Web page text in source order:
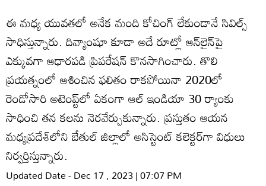
ఈ మధ్య యువతలో అనేక మంది కోచింగ్ లేకుండానే సివిల్స్
సాధిస్తున్నారు. దివ్యాంషూ కూడా అదే రూట్లో ఆన్‌లైన్‌పై
ఎక్కువగా ఆధారపడి ప్రిపరేషన్ కొనసాగించారు. తొలి
ప్రయత్నంలో ఆశించిన ఫలితం రాకపోయినా 2020లో
రెండోసారి అటెంప్ట్‌లో ఏకంగా ఆల్‌ ఇండియా 30 ర్యాంకు
సాధించి తన కలను నెరవేర్చుకున్నారు. ప్రస్తుతం ఆయన
మధ్యప్రదేశ్‌లోని బేతుల్ జిల్లాలో అసిస్టెంట్ కలెక్టర్‌గా విధులు
నిర్వర్తిస్తున్నారు.
Updated Date - Dec 17 , 2023 | 07:07 PM